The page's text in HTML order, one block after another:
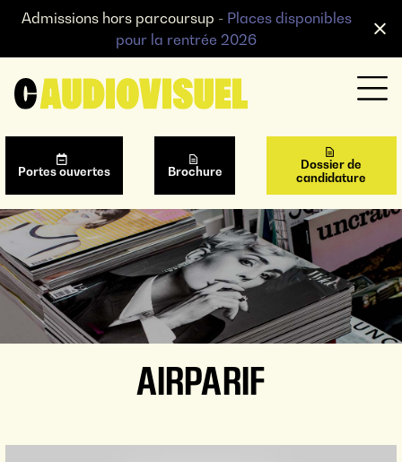
AIRPARIF
Admissions hors parcoursup - Places disponibles
pour la rentrée 2026
Portes ouvertes Brochure
Dossier de
candidature